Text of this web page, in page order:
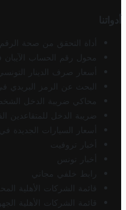
أدواتنا
أداة التحقق من صحة
محول رقم الحساب الآيبان
أسعار صرف الدينار
البحث عن الرمز البريدي
محاكي ضريبة الدخل
ضريبة الدخل للمتقاعدين
أسعار السيارات الجديدة
أخبار تروفيت
أخبار تونس
رابط خلفي مجاني
قائمة الشركات الأهلية
قائمة الشركات الأهلية